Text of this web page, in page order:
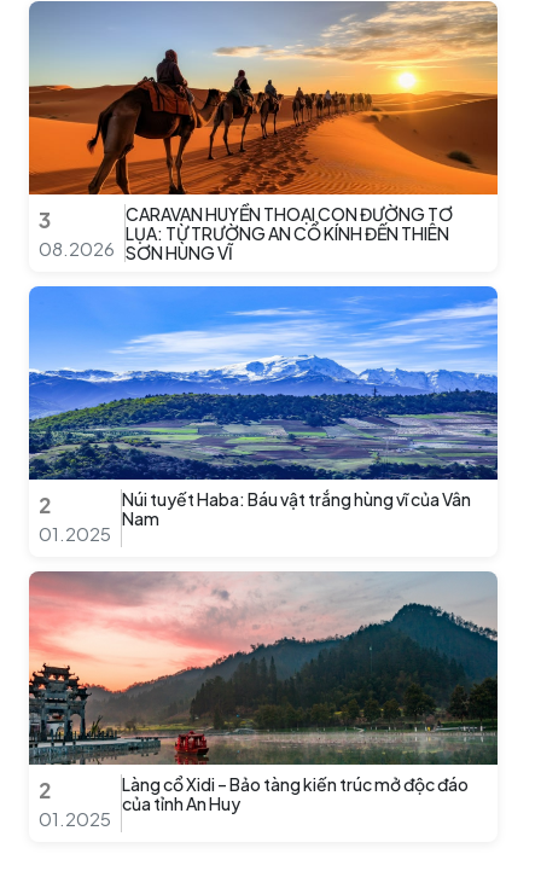
3
08.2026
CARAVAN HUYỀN THOẠI CON ĐƯỜNG TƠ
LỤA: TỪ TRƯỜNG AN CỔ KÍNH ĐẾN THIÊN
SƠN HÙNG VĨ
2
01.2025
Núi tuyết Haba: Báu vật trắng hùng vĩ của Vân
Nam
2
01.2025
Làng cổ Xidi – Bảo tàng kiến trúc mở độc đáo
của tỉnh An Huy